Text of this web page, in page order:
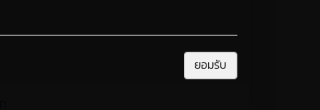
ยอมรับ